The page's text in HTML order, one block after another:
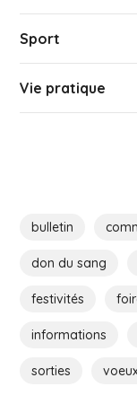
Sport
Vie pratique
bulletin
don du sang
festivités
informations
sorties